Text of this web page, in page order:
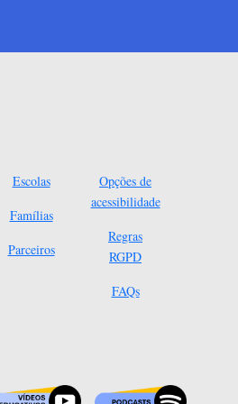
Escolas
Famílias
Parceiros
Opções de
acessibilidade
Regras
RGPD
FAQs